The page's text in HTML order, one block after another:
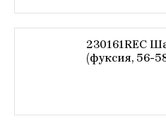
230161REC
(фуксия, 56-